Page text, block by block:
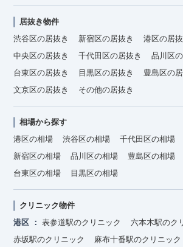
居抜き物件
渋谷区の居抜き
新宿区の居抜き
港区の居抜
中央区の居抜き
千代田区の居抜き
品川区
台東区の居抜き
目黒区の居抜き
豊島区の
文京区の居抜き
その他の居抜き
相場から探す
港区の相場
渋谷区の相場 千代田区の相場
新宿区の相場
品川区の相場 豊島区の相場
台東区の相場
目黒区の相場
クリニック物件
港区
表参道駅のクリニック
六本木駅のク
赤坂駅のクリニック
麻布十番駅のクリニック